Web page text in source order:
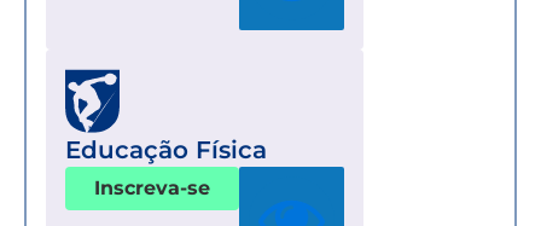
Educação Física
Inscreva-se